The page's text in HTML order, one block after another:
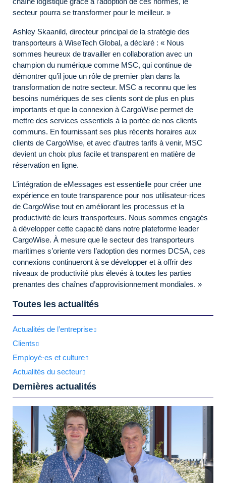
secteur pourra se transformer pour le meilleur. »
Ashley Skaanild, directeur principal de la stratégie des
transporteurs à WiseTech Global, a déclaré : « Nous
sommes heureux de travailler en collaboration avec un
champion du numérique comme MSC, qui continue de
démontrer qu’il joue un rôle de premier plan dans la
transformation de notre secteur. MSC a reconnu que les
besoins numériques de ses clients sont de plus en plus
importants et que la connexion à CargoWise permet de
mettre des services essentiels à la portée de nos clients
communs. En fournissant ses plus récents horaires aux
clients de CargoWise, et avec d’autres tarifs à venir, MSC
devient un choix plus facile et transparent en matière de
réservation en ligne.
L’intégration de eMessages est essentielle pour créer une
expérience en toute transparence pour nos utilisateur·rices
de CargoWise tout en améliorant les processus et la
productivité de leurs transporteurs. Nous sommes engagés
à développer cette capacité dans notre plateforme leader
CargoWise. À mesure que le secteur des transporteurs
maritimes s’oriente vers l’adoption des normes DCSA, ces
connexions continueront à se développer et à offrir des
niveaux de productivité plus élevés à toutes les parties
prenantes des chaînes d’approvisionnement mondiales. »
Toutes les actualités
Actualités de l’entreprise
Clients
Employé·es et culture
Actualités du secteur
Dernières actualités